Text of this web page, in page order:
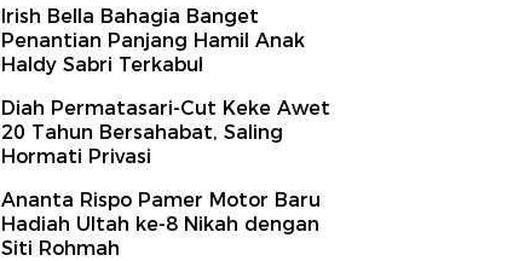
Irish Bella Bahagia Banget
Penantian Panjang Hamil Anak
Haldy Sabri Terkabul
Diah Permatasari-Cut Keke Awet
20 Tahun Bersahabat, Saling
Hormati Privasi
Ananta Rispo Pamer Motor Baru
Hadiah Ultah ke-8 Nikah dengan
Siti Rohmah